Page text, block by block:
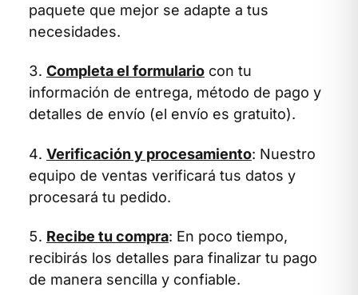
paquete que mejor se adapte a tus
necesidades.
Completa el formulario con tu
información de entrega, método de pago y
detalles de envío (el envío es gratuito).
Verificación y procesamiento: Nuestro
equipo de ventas verificará tus datos y
procesará tu pedido.
Recibe tu compra: En poco tiempo,
recibirás los detalles para finalizar tu pago
de manera sencilla y confiable.